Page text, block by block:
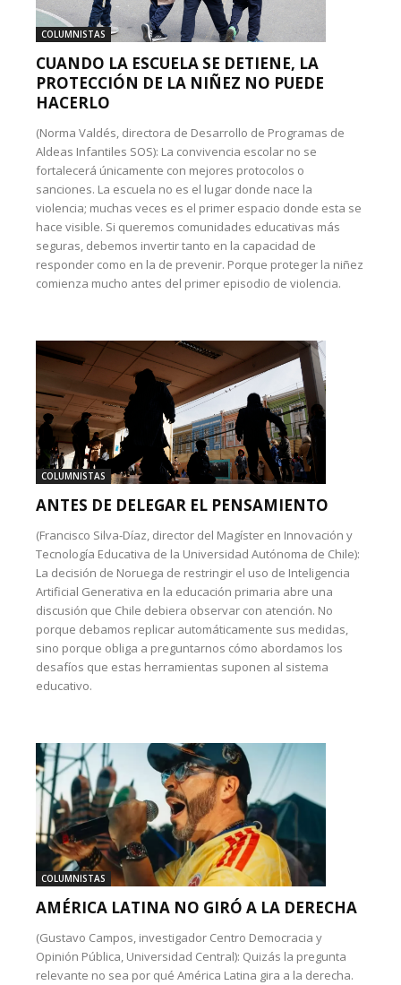
COLUMNISTAS
CUANDO LA ESCUELA SE DETIENE, LA
PROTECCIÓN DE LA NIÑEZ NO PUEDE
HACERLO
(Norma Valdés, directora de Desarrollo de Programas de
Aldeas Infantiles SOS): La convivencia escolar no se
fortalecerá únicamente con mejores protocolos o
sanciones. La escuela no es el lugar donde nace la
violencia; muchas veces es el primer espacio donde esta se
hace visible. Si queremos comunidades educativas más
seguras, debemos invertir tanto en la capacidad de
responder como en la de prevenir. Porque proteger la niñez
comienza mucho antes del primer episodio de violencia.
COLUMNISTAS
ANTES DE DELEGAR EL PENSAMIENTO
(Francisco Silva-Díaz, director del Magíster en Innovación y
Tecnología Educativa de la Universidad Autónoma de Chile):
La decisión de Noruega de restringir el uso de Inteligencia
Artificial Generativa en la educación primaria abre una
discusión que Chile debiera observar con atención. No
porque debamos replicar automáticamente sus medidas,
sino porque obliga a preguntarnos cómo abordamos los
desafíos que estas herramientas suponen al sistema
educativo.
COLUMNISTAS
AMÉRICA LATINA NO GIRÓ A LA DERECHA
(Gustavo Campos, investigador Centro Democracia y
Opinión Pública, Universidad Central): Quizás la pregunta
relevante no sea por qué América Latina gira a la derecha.